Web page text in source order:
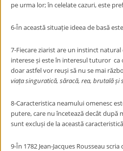
pe urma lor; în celelate cazuri, este
6-În această situație ideea de basă
7-Fiecare ziarist are un instinct
interese și este în interesul tuturor ca
doar astfel vor reuși să nu se mai
viața singuratică, săracă, rea, brutală și
8-Caracteristica neamului omenesc
putere, care nu încetează decât după
sunt excluși de la această
9-În 1782 Jean-Jacques Rousseau scria